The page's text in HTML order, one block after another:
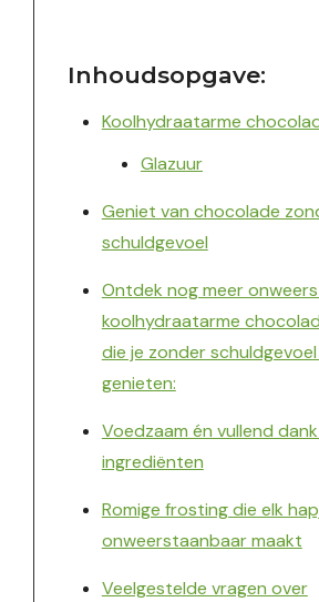
Inhoudsopgave:
Koolhydraatarme
Glazuur
Geniet van chocolade
schuldgevoel
Ontdek nog meer
koolhydraatarme
die je zonder
genieten:
Voedzaam én vullend
ingrediënten
Romige frosting die elk
onweerstaanbaar maakt
Veelgestelde vragen over